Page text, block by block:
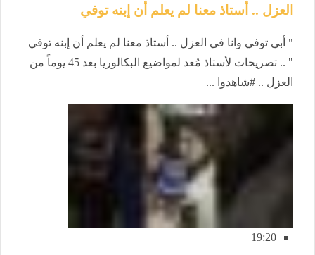
العزل .. أستاذ معنا لم يعلم أن إبنه توفي
" أبي توفي وانا في العزل .. أستاذ معنا لم يعلم أن إبنه توفي
" .. تصريحات لأستاذ مُعد لمواضيع البكالوريا بعد 45 يوماً من
العزل .. #شاهدوا ...
19:20